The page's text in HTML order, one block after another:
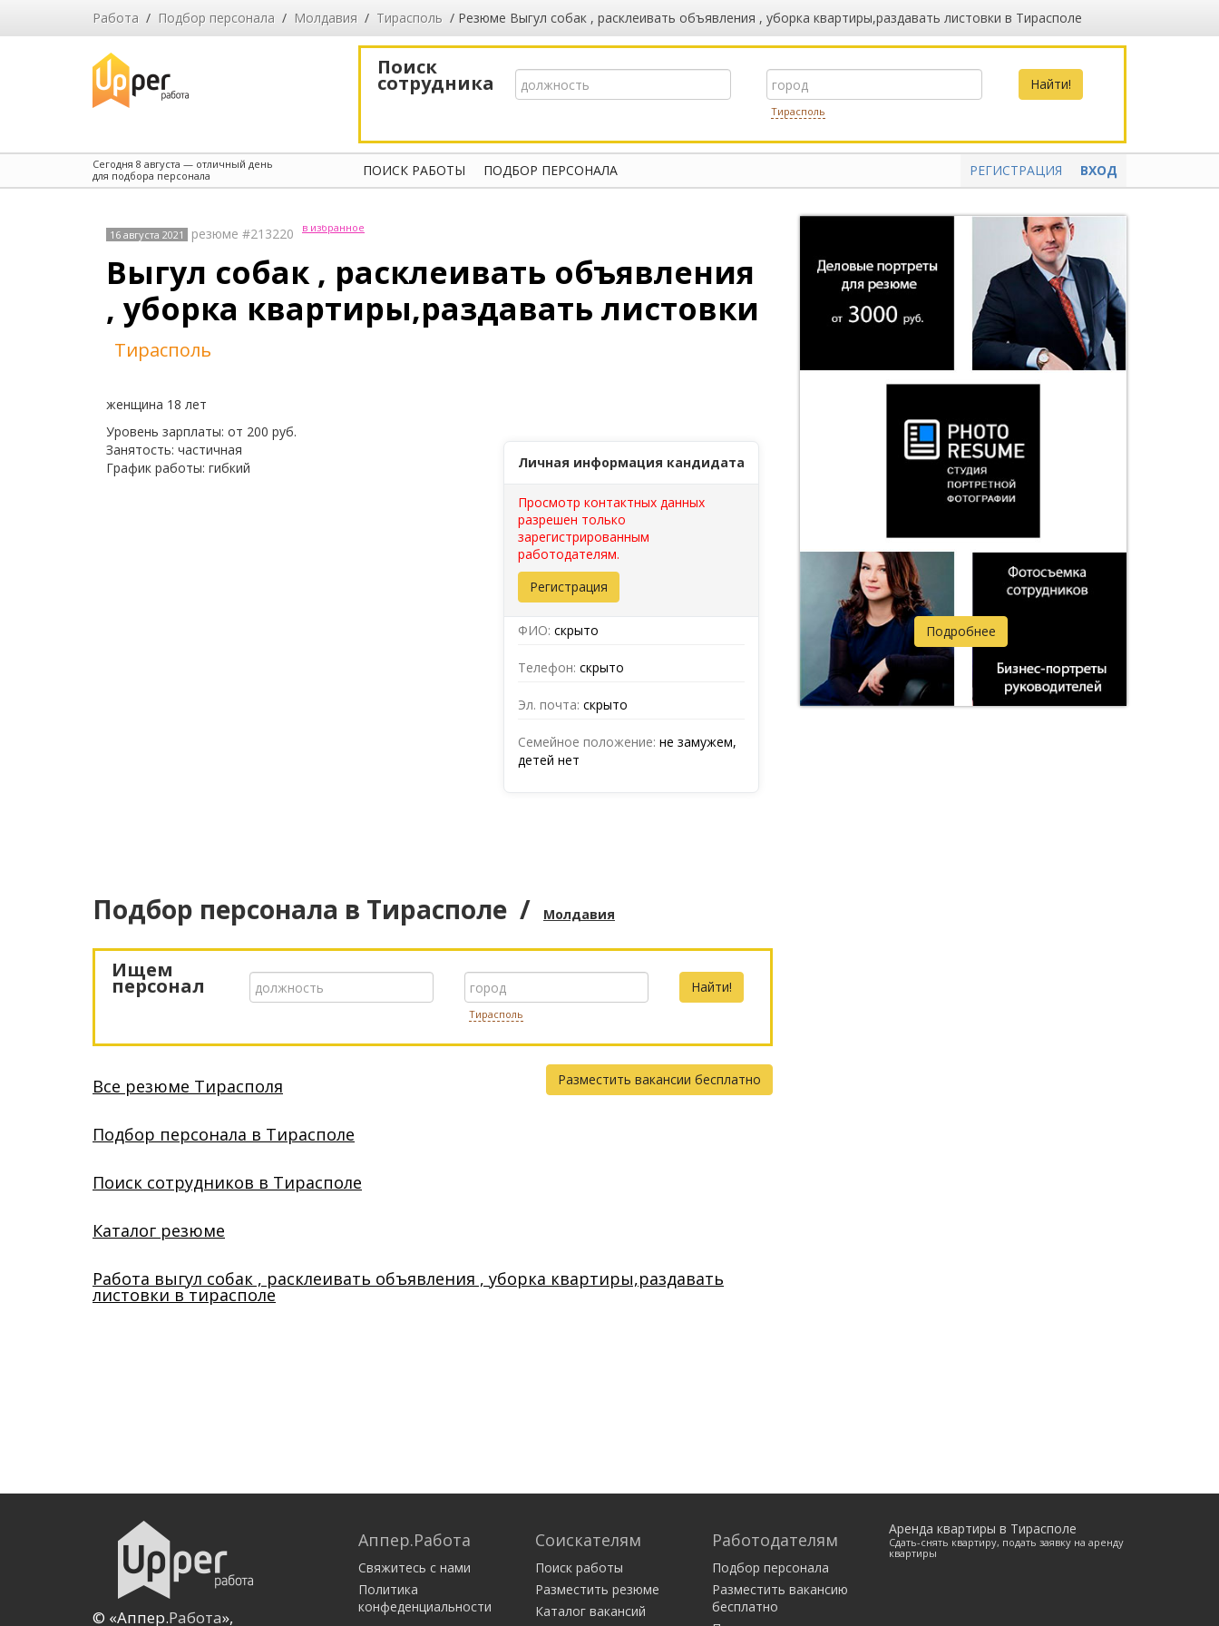
Работа / Подбор персонала / Молдавия / Тирасполь / Резюме Выгул собак , расклеивать объявления , уборка квартиры,раздавать листовки в Тирасполе
Поиск
сотрудника
Тирасполь
Сегодня 8 августа — отличный день
для подбора персонала
ПОИСК РАБОТЫ ПОДБОР ПЕРСОНАЛА ВХОД
РЕГИСТРАЦИЯ
16 августа 2021 резюме #213220 в избранное
Выгул собак , расклеивать объявления
, уборка квартиры,раздавать листовки
Тирасполь
женщина 18 лет
Уровень зарплаты: от 200 руб.
Занятость: частичная
График работы: гибкий
Личная информация кандидата
Просмотр контактных данных
разрешен только
зарегистрированным
работодателям.
Регистрация
ФИО: скрыто
Телефон: скрыто
Эл. почта: скрыто
Семейное положение: не замужем,
детей нет
Подбор персонала в Тирасполе / Молдавия
Ищем
персонал
Тирасполь
Разместить вакансии бесплатно
Все резюме Тирасполя
Подбор персонала в Тирасполе
Поиск сотрудников в Тирасполе
Каталог резюме
Работа выгул собак , расклеивать объявления , уборка квартиры,раздавать
листовки в тирасполе
Подробнее
Аппер.Работа
Свяжитесь с нами
Политика
конфеденциальности
Соискателям
Поиск работы
Разместить резюме
Каталог вакансий
Работодателям
Подбор персонала
Разместить вакансию
бесплатно
Аренда квартиры в Тирасполе
Сдать-снять квартиру, подать заявку на аренду
квартиры
© «Аппер.Работа»,